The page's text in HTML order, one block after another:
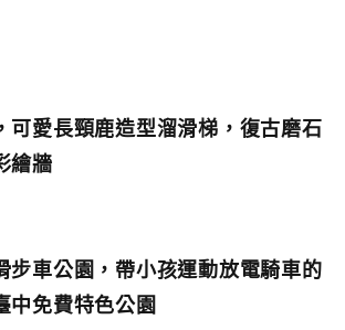
可愛長頸鹿造型溜滑梯，復古磨石
繪牆
步車公園，帶小孩運動放電騎車的
中免費特色公園